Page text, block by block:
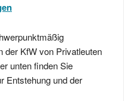
der KfW von Privatleuten
unten finden Sie
Entstehung und der